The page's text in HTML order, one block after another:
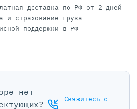
доставка по РФ от 2 дней
и страхование груза
поддержки в РФ
нет
Свяжитесь с